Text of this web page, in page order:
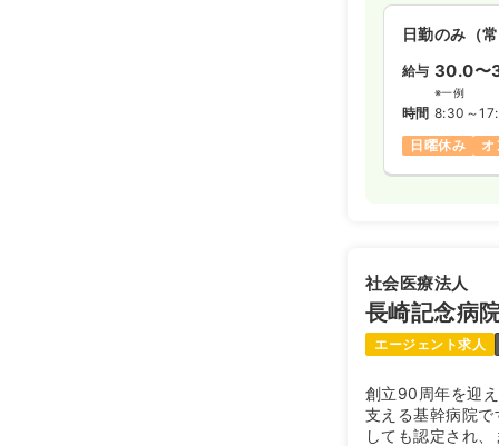
日勤のみ（
給与 30.0〜
※一例
時間 8:30～
日曜休み
オ
社会医療法人
長崎記念病
エージェント求人
創立90周年を迎
支える基幹病院
しても認定され